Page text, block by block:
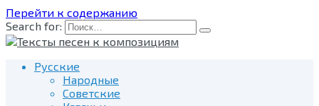
Перейти к содержанию
Search for:
Русские
Народные
Советские